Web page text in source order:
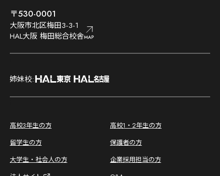
〒530-0001
大阪市北区梅田3-3-1
HAL大阪 梅田総合校舎
;
姉妹校:
;
高校3年生の方
高校1・2年生の方
留学生の方
保護者の方
大学生・社会人の方
企業採用担当の方